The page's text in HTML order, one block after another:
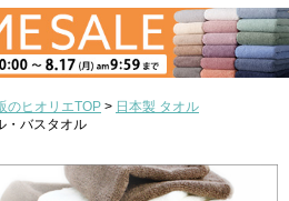
のヒオリエTOP
日本製 タオル
・バスタオル